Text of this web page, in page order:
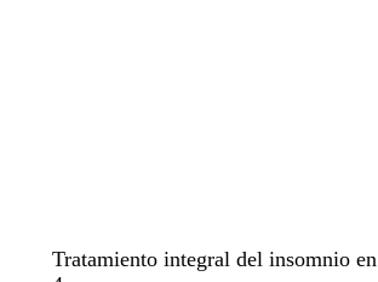
Tratamiento integral del insomnio en